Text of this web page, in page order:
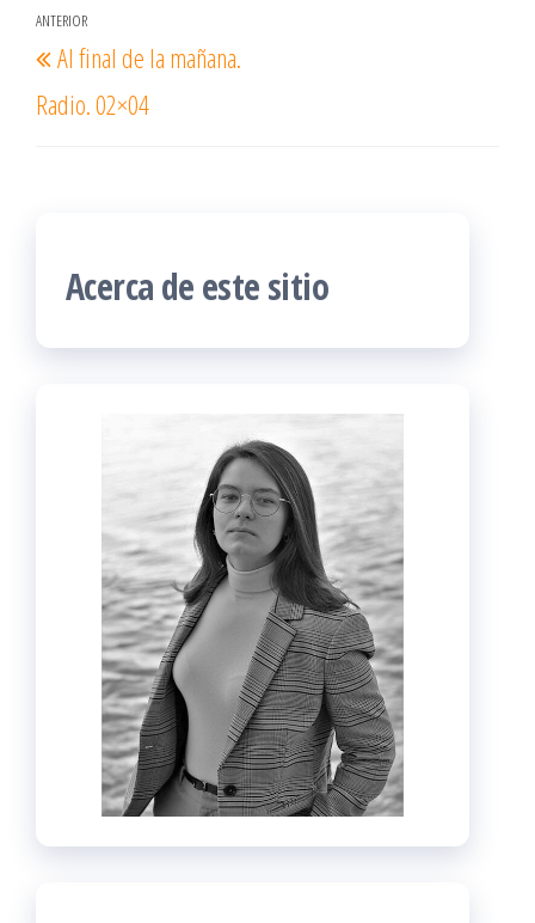
Navegación
de
entradas
Entrada
anterior
ANTERIOR
Al final de la mañana.
Radio. 02×04
Acerca de este sitio